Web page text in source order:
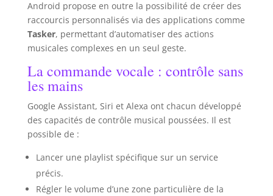
depuis le Google Play Store. 【Coque de
protection anti-choc】La housse de protection
pour tablette est fabriquée en matériau de
silicone souple antichoc, non toxique et sûr pour
pour permettre aux enfants d'étudier et de
boîtier résistant aux chocs peut résister à l'usure
quotidienne et aux chutes accidentelles, même en
cas d'utilisation fréquente par les enfants,
【Meilleur cadeau et garantie à 100 %】Cette
pour les enfants, c'est un cadeau idéal pour Noël,
Thanksgiving et les anniversaires. La tablette
options de livraison et de retour Amazon.
Android propose en outre la possibilité de créer des
raccourcis personnalisés via des applications comme
Tasker, permettant d’automatiser des actions
musicales complexes en un seul geste.
La commande vocale : contrôle sans
les mains
Google Assistant, Siri et Alexa ont chacun développé
des capacités de contrôle musical poussées. Il est
possible de :
Lancer une playlist spécifique sur un service
précis.
Régler le volume d’une zone particulière de la